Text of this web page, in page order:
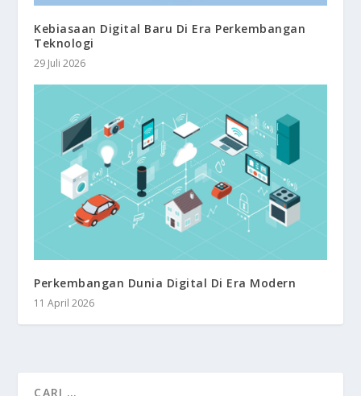
Kebiasaan Digital Baru Di Era Perkembangan
Teknologi
29 Juli 2026
Perkembangan Dunia Digital Di Era Modern
11 April 2026